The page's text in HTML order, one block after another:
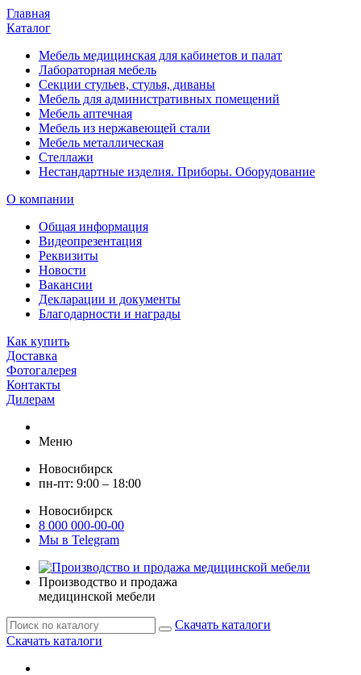
Главная
Каталог
Мебель медицинская для кабинетов и палат
Лабораторная мебель
Секции стульев, стулья, диваны
Мебель для административных помещений
Мебель аптечная
Мебель из нержавеющей стали
Мебель металлическая
Стеллажи
Нестандартные изделия. Приборы. Оборудование
О компании
Общая информация
Видеопрезентация
Реквизиты
Новости
Вакансии
Декларации и документы
Благодарности и награды
Как купить
Доставка
Фотогалерея
Контакты
Дилерам
Меню
Новосибирск
пн-пт: 9:00 – 18:00
Новосибирск
8 000 000-00-00
Мы в Telegram
Производство и продажа
медицинской мебели
Скачать каталоги
Скачать каталоги